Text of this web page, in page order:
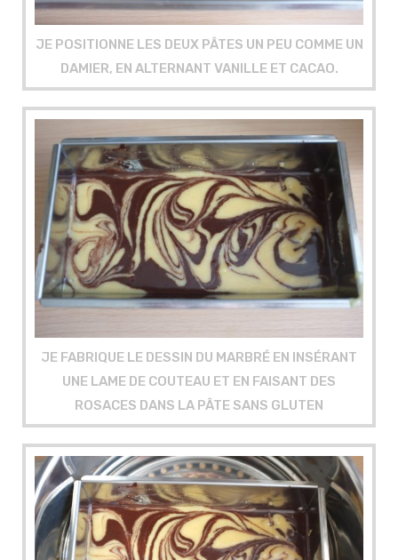
JE POSITIONNE LES DEUX PÂTES UN PEU COMME UN
DAMIER, EN ALTERNANT VANILLE ET CACAO.
JE FABRIQUE LE DESSIN DU MARBRÉ EN INSÉRANT
UNE LAME DE COUTEAU ET EN FAISANT DES
ROSACES DANS LA PÂTE SANS GLUTEN